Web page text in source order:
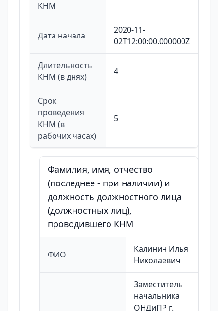
КНМ
Дата начала
2020-11-
02T12:00:00.000000Z
Длительность
КНМ (в днях)
4
Срок
проведения
КНМ (в
рабочих часах)
5
Фамилия, имя, отчество
(последнее - при наличии) и
должность должностного лица
(должностных лиц),
проводившего КНМ
ФИО
Калинин Илья
Николаевич
Заместитель
начальника
ОНДиПР г.